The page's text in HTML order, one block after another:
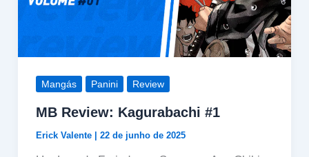
Mangás Panini Review
MB Review: Kagurabachi #1
Erick Valente 22 de junho de 2025